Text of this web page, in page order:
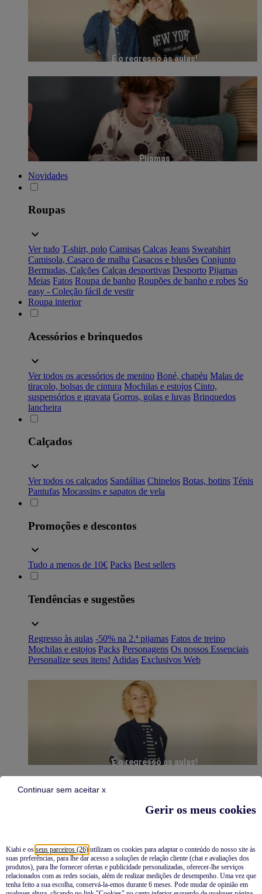
Gerir os meus cookies
Kiabi e os seus parceiros (26) utilizam os cookies para adaptar o conteúdo do nosso site às
suas preferências, para lhe dar acesso a soluções de relação cliente (chat e avaliações dos
produtos), para lhe fornecer ofertas e publicidade personalizadas, oferecer-lhe serviços
relacionados com as redes sociais, além de realizar medições de desempenho. Uma vez que
tenha feito a sua escolha, conservá-la-emos durante 6 meses. Pode mudar de opinião em
Continuar sem aceitar x
É o regresso às aulas!
Pijamas
Novidades
Roupas
Ver tudo T-shirt, polo Camisas Calças Jeans Sweatshirt
Camisola, Casaco de malha Casacos e blusões Conjunto
Bermudas, Calções Calças desportivas Desporto Pijamas
Meias Fatos Roupa de banho Roupões de banho e robes So
easy - Coleção fácil de vestir
Roupa interior
Acessórios e brinquedos
Ver todos os acessórios de menino Boné, chapéu Malas de
tiracolo, bolsas de cintura Mochilas e estojos Cinto,
suspensórios e gravata Gorros, golas e luvas Brinquedos
lancheira
Calçados
Ver todos os calçados Sandálias Chinelos Botas, botins Ténis
Pantufas Mocassins e sapatos de vela
Promoções e descontos
Tudo a menos de 10€ Packs Best sellers
Tendências e sugestões
Regresso às aulas -50% na 2.ª pijamas Fatos de treino
Mochilas e estojos Packs Personagens Os nossos Essenciais
Personalize seus itens! Adidas Exclusivos Web
É o regresso às aulas!
Pijamas
Novidades